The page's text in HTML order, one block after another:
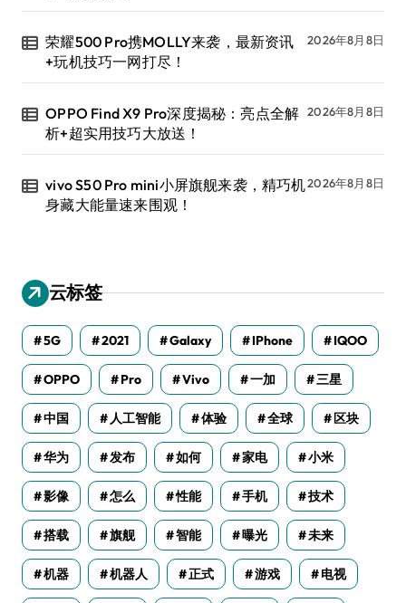
荣耀500 Pro携MOLLY来袭，最新资讯
+玩机技巧一网打尽！
2026年8月8日
OPPO Find X9 Pro深度揭秘：亮点全解
析+超实用技巧大放送！
2026年8月8日
vivo S50 Pro mini小屏旗舰来袭，精巧机
身藏大能量速来围观！
2026年8月8日
云标签
5G 2021 Galaxy IPhone IQOO
OPPO Pro Vivo 一加 三星
中国 人工智能 体验 全球 区块
华为 发布 如何 家电 小米
影像 怎么 性能 手机 技术
搭载 旗舰 智能 曝光 未来
机器 机器人 正式 游戏 电视